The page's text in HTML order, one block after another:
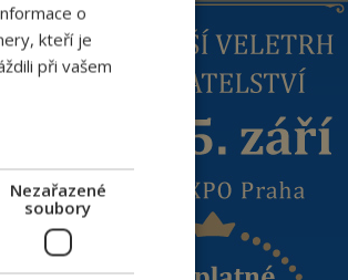
o
kteří je
při vašem
Nezařazené
soubory